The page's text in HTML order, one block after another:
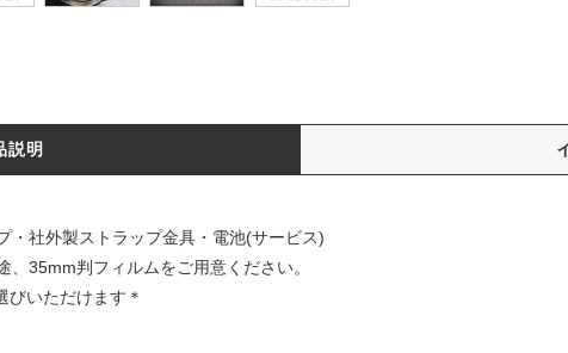
説明
・社外製ストラップ金具・電池(サービス)
35mm判フィルムをご用意ください。
びいただけます＊